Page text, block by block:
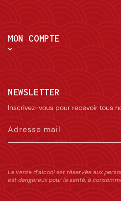
MON COMPTE
NEWSLETTER
Inscrivez-vous pour recevoir tous
Adresse mail
La vente d’alcool est réservée aux
est dangereux pour la santé, à